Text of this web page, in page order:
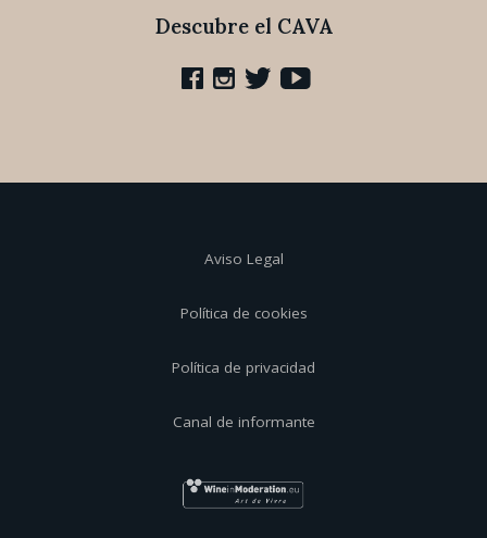
Descubre el CAVA
Aviso Legal
Política de cookies
Política de privacidad
Canal de informante